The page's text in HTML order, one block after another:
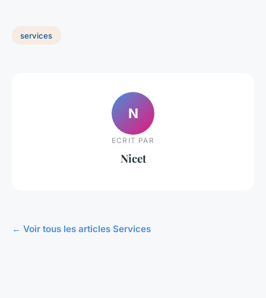
services
N
ECRIT PAR
Nicet
← Voir tous les articles Services